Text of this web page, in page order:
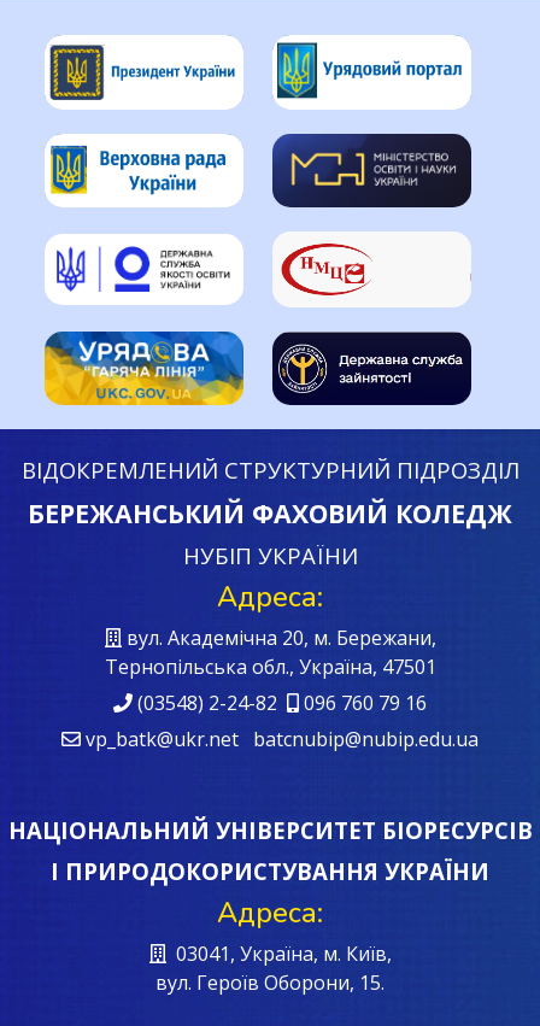
ВІДОКРЕМЛЕНИЙ СТРУКТУРНИЙ ПІДРОЗДІЛ
БЕРЕЖАНСЬКИЙ ФАХОВИЙ КОЛЕДЖ
НУБІП УКРАЇНИ
Адреса:
вул. Академічна 20, м. Бережани,
Тернопільська обл., Україна, 47501
(03548) 2-24-82
096 760 79 16
vp_batk@ukr.net batcnubip@nubip.edu.ua
НАЦІОНАЛЬНИЙ УНІВЕРСИТЕТ БІОРЕСУРСІВ
І ПРИРОДОКОРИСТУВАННЯ УКРАЇНИ
Адреса:
03041, Україна, м. Київ,
вул. Героїв Oборони, 15.